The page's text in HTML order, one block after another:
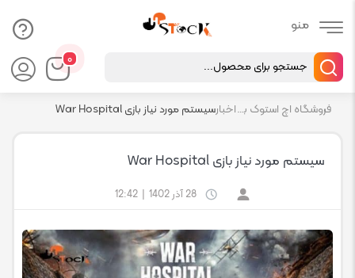
۰
Products
search
فروشگاه اچ استوک بازار انلاین تجهیزات کامپیوتر استوکاخبارسیستم مورد نیاز بازی War Hospital
سیستم مورد نیاز بازی War Hospital
28 آذر 1402 12:42